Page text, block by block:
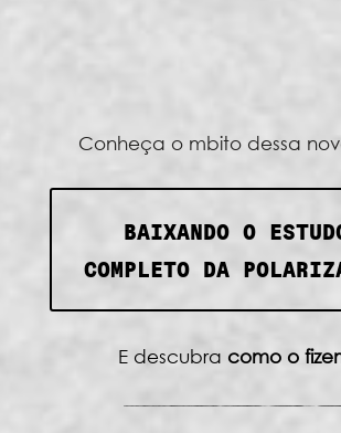
Conheça o mbito dessa
BAIXANDO O
COMPLETO DA
E descubra como o